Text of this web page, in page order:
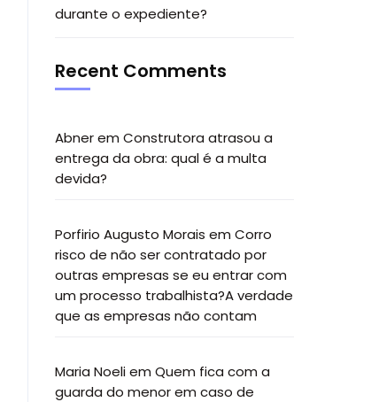
durante o expediente?
Recent Comments
Abnerem Construtora atrasou a
entrega da obra: qual é a multa
devida?
Porfirio Augusto Morais em Corro
risco de não ser contratado por
outras empresas se eu entrar com
um processo trabalhista?A verdade
que as empresas não contam
Maria Noeliem Quem fica com a
guarda do menor em caso de